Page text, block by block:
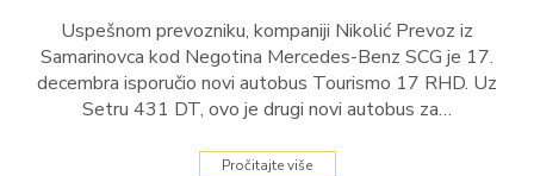
Uspešnom prevozniku, kompaniji Nikolić Prevoz iz
Samarinovca kod Negotina Mercedes-Benz SCG je 17.
decembra isporučio novi autobus Tourismo 17 RHD. Uz
Setru 431 DT, ovo je drugi novi autobus za…
Pročitajte više